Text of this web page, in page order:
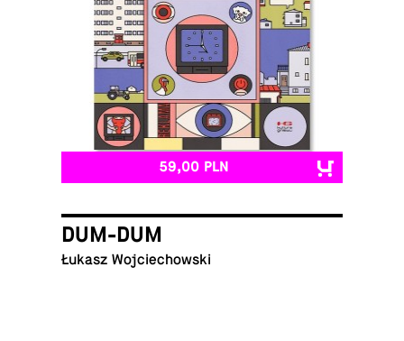
59,00 PLN
DUM-DUM
Łukasz Wojciechowski